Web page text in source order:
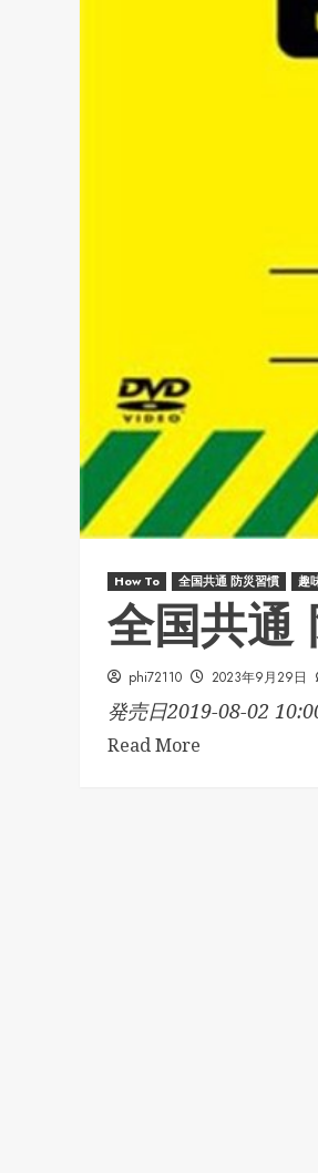
How To 全国共通 防災習慣 趣
全国共通
phi72110 2023年9月29日
発売日2019-08-02
Read More